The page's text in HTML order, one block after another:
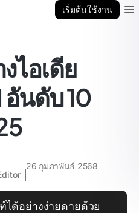
เริ่มต้นใช้งาน
ไอเดีย
นดับ 10
26 กุมภาพันธ์ 2568
ด้อย่างง่ายดายด้วย